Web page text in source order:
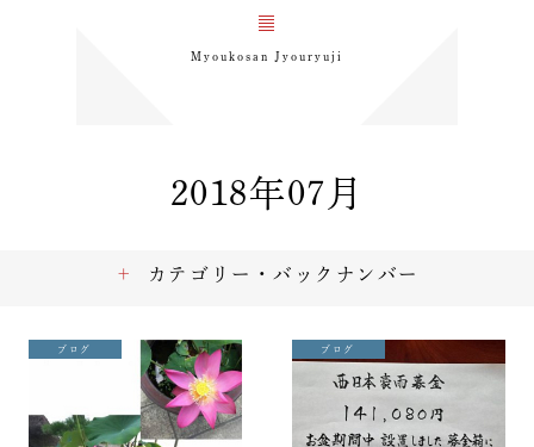
Myoukosan Jyouryuji
2018年07月
ブログ ブログ
カテゴリー・バックナンバー